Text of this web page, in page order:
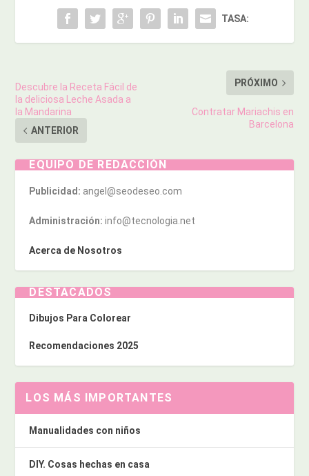
TASA:
Descubre la Receta Fácil de
la deliciosa Leche Asada a
la Mandarina
ANTERIOR
PRÓXIMO
Contratar Mariachis en
Barcelona
EQUIPO DE REDACCIÓN
Publicidad: angel@seodeseo.com
Administración: info@tecnologia.net
Acerca de Nosotros
DESTACADOS
Dibujos Para Colorear
Recomendaciones 2025
LOS MÁS IMPORTANTES
Manualidades con niños
DIY. Cosas hechas en casa